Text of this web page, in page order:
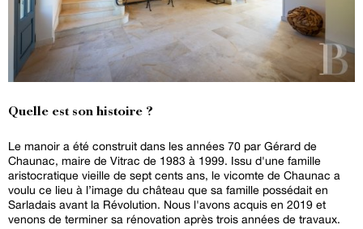
Quelle est son histoire ?
Le manoir a été construit dans les années 70 par Gérard de
Chaunac, maire de Vitrac de 1983 à 1999. Issu d'une famille
aristocratique vieille de sept cents ans, le vicomte de Chaunac a
voulu ce lieu à l’image du château que sa famille possédait en
Sarladais avant la Révolution. Nous l'avons acquis en 2019 et
venons de terminer sa rénovation après trois années de travaux.